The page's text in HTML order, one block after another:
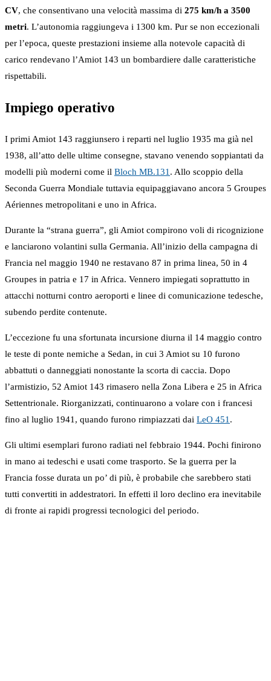
CV, che consentivano una velocità massima di 275 km/h a 3500
metri. L’autonomia raggiungeva i 1300 km. Pur se non eccezionali
per l’epoca, queste prestazioni insieme alla notevole capacità di
carico rendevano l’Amiot 143 un bombardiere dalle caratteristiche
rispettabili.
Impiego operativo
I primi Amiot 143 raggiunsero i reparti nel luglio 1935 ma già nel
1938, all’atto delle ultime consegne, stavano venendo soppiantati da
modelli più moderni come il Bloch MB.131. Allo scoppio della
Seconda Guerra Mondiale tuttavia equipaggiavano ancora 5 Groupes
Aériennes metropolitani e uno in Africa.
Durante la “strana guerra”, gli Amiot compirono voli di ricognizione
e lanciarono volantini sulla Germania. All’inizio della campagna di
Francia nel maggio 1940 ne restavano 87 in prima linea, 50 in 4
Groupes in patria e 17 in Africa. Vennero impiegati soprattutto in
attacchi notturni contro aeroporti e linee di comunicazione tedesche,
subendo perdite contenute.
L’eccezione fu una sfortunata incursione diurna il 14 maggio contro
le teste di ponte nemiche a Sedan, in cui 3 Amiot su 10 furono
abbattuti o danneggiati nonostante la scorta di caccia. Dopo
l’armistizio, 52 Amiot 143 rimasero nella Zona Libera e 25 in Africa
Settentrionale. Riorganizzati, continuarono a volare con i francesi
fino al luglio 1941, quando furono rimpiazzati dai LeO 451.
Gli ultimi esemplari furono radiati nel febbraio 1944. Pochi finirono
in mano ai tedeschi e usati come trasporto. Se la guerra per la
Francia fosse durata un po’ di più, è probabile che sarebbero stati
tutti convertiti in addestratori. In effetti il loro declino era inevitabile
di fronte ai rapidi progressi tecnologici del periodo.